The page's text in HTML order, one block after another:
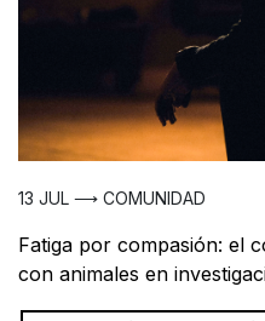
13 JUL ⟶ COMUNIDAD
Fatiga por compasión: el
con animales en